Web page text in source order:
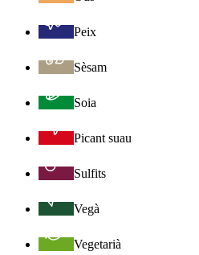
Peix
Sèsam
Soia
Picant suau
Sulfits
Vegà
Vegetarià